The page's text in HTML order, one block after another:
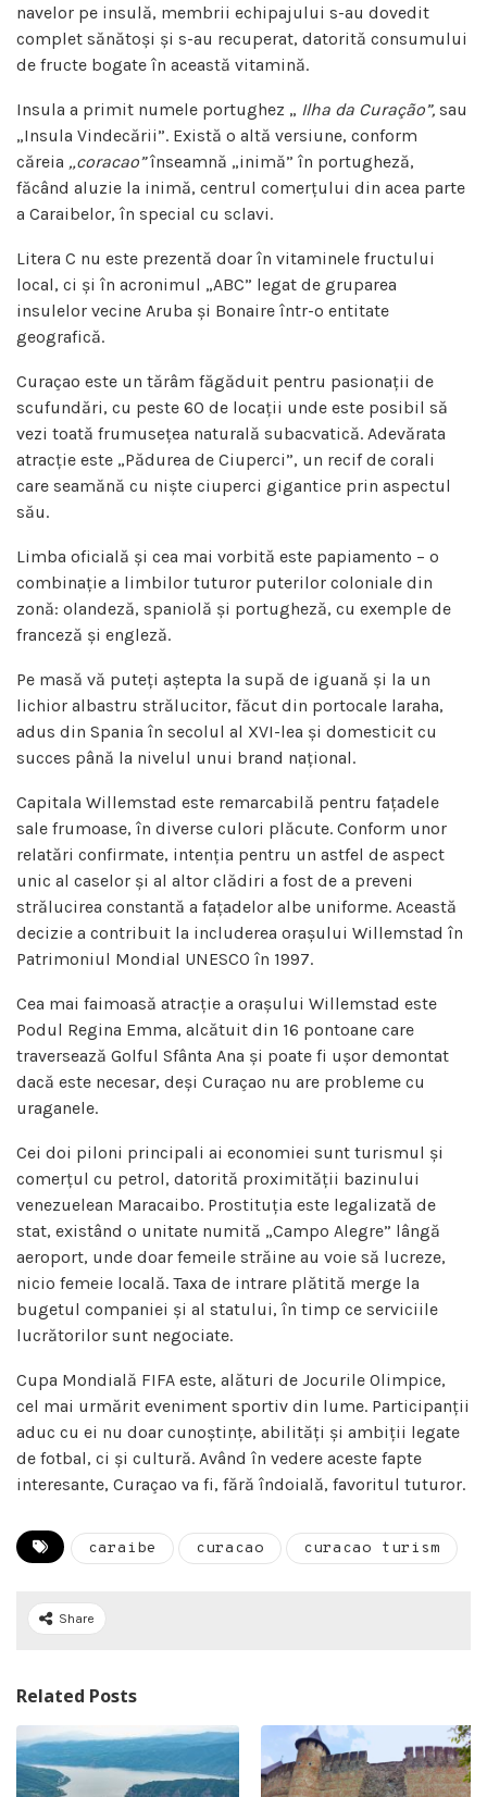
navelor pe insulă, membrii echipajului s-au dovedit
complet sănătoși și s-au recuperat, datorită consumului
de fructe bogate în această vitamină.
Insula a primit numele portughez „ Ilha da Curação”, sau
„Insula Vindecării”. Există o altă versiune, conform
căreia „coracao”înseamnă „inimă” în portugheză,
făcând aluzie la inimă, centrul comerțului din acea parte
a Caraibelor, în special cu sclavi.
Litera C nu este prezentă doar în vitaminele fructului
local, ci și în acronimul „ABC” legat de gruparea
insulelor vecine Aruba și Bonaire într-o entitate
geografică.
Curaçao este un tărâm făgăduit pentru pasionații de
scufundări, cu peste 60 de locații unde este posibil să
vezi toată frumusețea naturală subacvatică. Adevărata
atracție este „Pădurea de Ciuperci”, un recif de corali
care seamănă cu niște ciuperci gigantice prin aspectul
său.
Limba oficială și cea mai vorbită este papiamento – o
combinație a limbilor tuturor puterilor coloniale din
zonă: olandeză, spaniolă și portugheză, cu exemple de
franceză și engleză.
Pe masă vă puteți aștepta la supă de iguană și la un
lichior albastru strălucitor, făcut din portocale laraha,
adus din Spania în secolul al XVI-lea și domesticit cu
succes până la nivelul unui brand național.
Capitala Willemstad este remarcabilă pentru fațadele
sale frumoase, în diverse culori plăcute. Conform unor
relatări confirmate, intenția pentru un astfel de aspect
unic al caselor și al altor clădiri a fost de a preveni
strălucirea constantă a fațadelor albe uniforme. Această
decizie a contribuit la includerea orașului Willemstad în
Patrimoniul Mondial UNESCO în 1997.
Cea mai faimoasă atracție a orașului Willemstad este
Podul Regina Emma, ​​alcătuit din 16 pontoane care
traversează Golful Sfânta Ana și poate fi ușor demontat
dacă este necesar, deși Curaçao nu are probleme cu
uraganele.
Cei doi piloni principali ai economiei sunt turismul și
comerțul cu petrol, datorită proximității bazinului
venezuelean Maracaibo. Prostituția este legalizată de
stat, existând o unitate numită „Campo Alegre” lângă
aeroport, unde doar femeile străine au voie să lucreze,
nicio femeie locală. Taxa de intrare plătită merge la
bugetul companiei și al statului, în timp ce serviciile
lucrătorilor sunt negociate.
Cupa Mondială FIFA este, alături de Jocurile Olimpice,
cel mai urmărit eveniment sportiv din lume. Participanții
aduc cu ei nu doar cunoștințe, abilități și ambiții legate
de fotbal, ci și cultură. Având în vedere aceste fapte
interesante, Curaçao va fi, fără îndoială, favoritul tuturor.
caraibe curacao curacao turism
Share
Related Posts